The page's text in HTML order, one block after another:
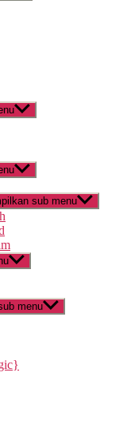
sub menu
menu